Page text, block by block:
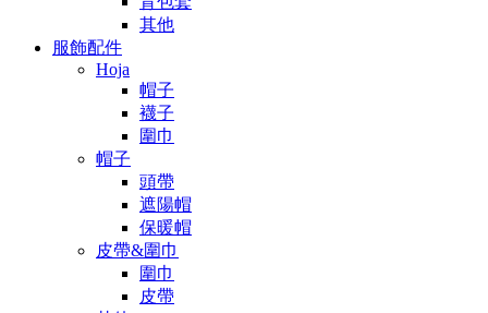
其他
服飾配件
Hoja
帽子
襪子
圍巾
帽子
頭帶
遮陽帽
保暖帽
皮帶&圍巾
圍巾
皮帶